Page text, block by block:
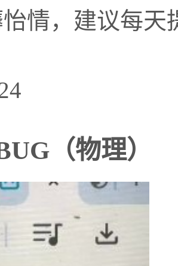
情，建议每天
（物理）